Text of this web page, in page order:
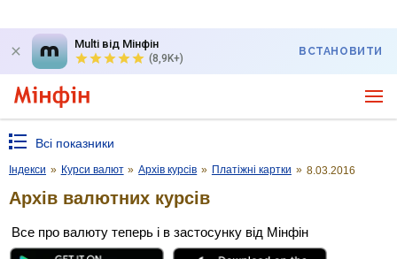
Multi від Мінфін
(8,9K+)
ВСТАНОВИТИ
Всі показники
Індекси » Курси валют » Архів курсів » Платіжні картки » 8.03.2016
Архів валютних курсів
Все про валюту теперь і в застосунку від Мінфін